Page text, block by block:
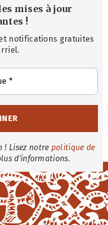
mises à jour
!
notifications gratuites
! Lisez notre politique de
d'informations.